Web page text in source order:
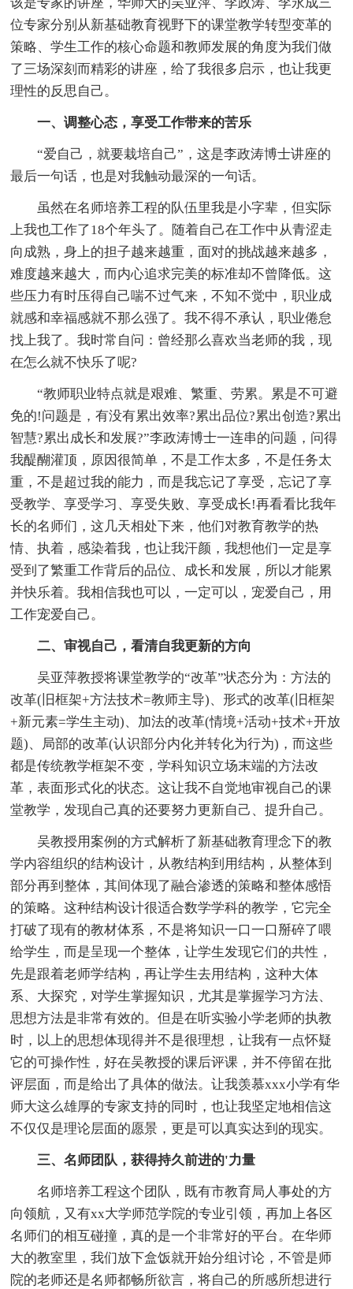
该是专家的讲座，华师大的吴亚萍、李政涛、李永成三
位专家分别从新基础教育视野下的课堂教学转型变革的
策略、学生工作的核心命题和教师发展的角度为我们做
了三场深刻而精彩的讲座，给了我很多启示，也让我更
理性的反思自己。
一、调整心态，享受工作带来的苦乐
“爱自己，就要栽培自己”，这是李政涛博士讲座的
最后一句话，也是对我触动最深的一句话。
虽然在名师培养工程的队伍里我是小字辈，但实际
上我也工作了18个年头了。随着自己在工作中从青涩走
向成熟，身上的担子越来越重，面对的挑战越来越多，
难度越来越大，而内心追求完美的标准却不曾降低。这
些压力有时压得自己喘不过气来，不知不觉中，职业成
就感和幸福感就不那么强了。我不得不承认，职业倦怠
找上我了。我时常自问：曾经那么喜欢当老师的我，现
在怎么就不快乐了呢?
“教师职业特点就是艰难、繁重、劳累。累是不可避
免的!问题是，有没有累出效率?累出品位?累出创造?累出
智慧?累出成长和发展?”李政涛博士一连串的问题，问得
我醍醐灌顶，原因很简单，不是工作太多，不是任务太
重，不是超过我的能力，而是我忘记了享受，忘记了享
受教学、享受学习、享受失败、享受成长!再看看比我年
长的名师们，这几天相处下来，他们对教育教学的热
情、执着，感染着我，也让我汗颜，我想他们一定是享
受到了繁重工作背后的品位、成长和发展，所以才能累
并快乐着。我相信我也可以，一定可以，宠爱自己，用
工作宠爱自己。
二、审视自己，看清自我更新的方向
吴亚萍教授将课堂教学的“改革”状态分为：方法的
改革(旧框架+方法技术=教师主导)、形式的改革(旧框架
+新元素=学生主动)、加法的改革(情境+活动+技术+开放
题)、局部的改革(认识部分内化并转化为行为)，而这些
都是传统教学框架不变，学科知识立场末端的方法改
革，表面形式化的状态。这让我不自觉地审视自己的课
堂教学，发现自己真的还要努力更新自己、提升自己。
吴教授用案例的方式解析了新基础教育理念下的教
学内容组织的结构设计，从教结构到用结构，从整体到
部分再到整体，其间体现了融合渗透的策略和整体感悟
的策略。这种结构设计很适合数学学科的教学，它完全
打破了现有的教材体系，不是将知识一口一口掰碎了喂
给学生，而是呈现一个整体，让学生发现它们的共性，
先是跟着老师学结构，再让学生去用结构，这种大体
系、大探究，对学生掌握知识，尤其是掌握学习方法、
思想方法是非常有效的。但是在听实验小学老师的执教
时，以上的思想体现得并不是很理想，让我有一点怀疑
它的可操作性，好在吴教授的课后评课，并不停留在批
评层面，而是给出了具体的做法。让我羡慕xxx小学有华
师大这么雄厚的专家支持的同时，也让我坚定地相信这
不仅仅是理论层面的愿景，更是可以真实达到的现实。
三、名师团队，获得持久前进的'力量
名师培养工程这个团队，既有市教育局人事处的方
向领航，又有xx大学师范学院的专业引领，再加上各区
名师们的相互碰撞，真的是一个非常好的平台。在华师
大的教室里，我们放下盒饭就开始分组讨论，不管是师
院的老师还是名师都畅所欲言，将自己的所感所想进行